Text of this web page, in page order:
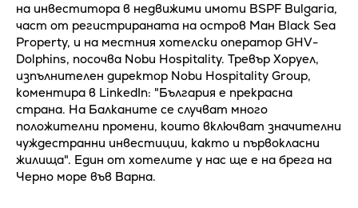
на инвеститора в недвижими имоти BSPF Bulgaria,
част от регистрираната на остров Ман Black Sea
Property, и на местния хотелски оператор GHV-
Dolphins, посочва Nobu Hospitality. Тревър Хоруел,
изпълнителен директор Nobu Hospitality Group,
коментира в LinkedIn: "България е прекрасна
страна. На Балканите се случват много
положителни промени, които включват значителни
чуждестранни инвестиции, както и първокласни
жилища". Eдин от хотелите у нас ще е на брега на
Черно море във Варна.